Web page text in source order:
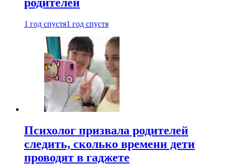
1 год спустя1 год спустя
Психолог призвала родителей
следить, сколько времени дети
проводят в гаджете